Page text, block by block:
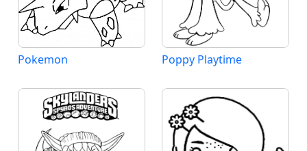
Pokemon Poppy Playtime